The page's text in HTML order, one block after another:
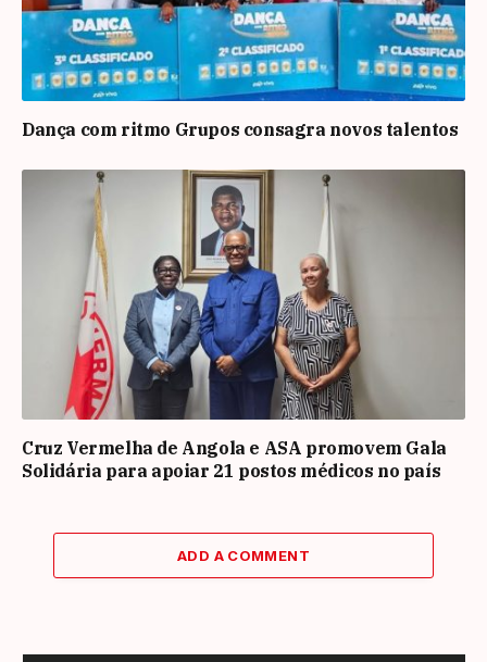
Dança com ritmo Grupos consagra novos talentos
Cruz Vermelha de Angola e ASA promovem Gala
Solidária para apoiar 21 postos médicos no país
ADD A COMMENT